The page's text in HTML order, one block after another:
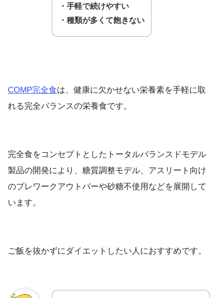
・手軽で続けやすい
・種類が多くて飽きない
COMP完全食は、健康に欠かせない栄養素を手軽に取
れる完全バランスの栄養食です。
完全食をコンセプトとしたトータルバランスドモデル
製品の開発により、糖質調整モデル、アスリート向け
のプレワークアウトバーや砂糖不使用などを展開して
います。
ご飯を抜かずにダイエットしたい人におすすめです。